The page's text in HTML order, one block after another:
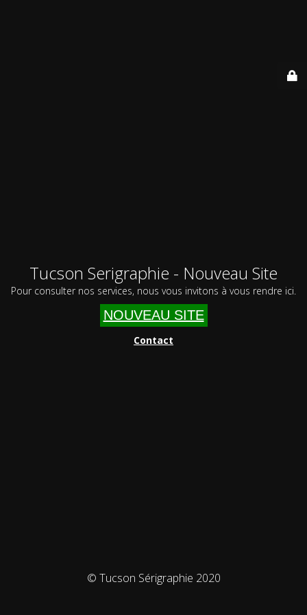
Tucson Serigraphie - Nouveau Site
Pour consulter nos services, nous vous invitons à vous rendre ici.
NOUVEAU SITE
Contact
© Tucson Sérigraphie 2020